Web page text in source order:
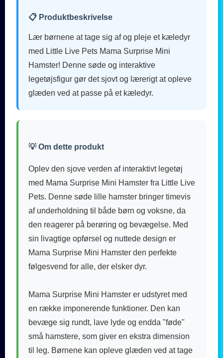
📋 Produktbeskrivelse
Lær børnene at tage sig af og pleje et kæledyr
med Little Live Pets Mama Surprise Mini
Hamster! Denne søde og interaktive
legetøjsfigur gør det sjovt og lærerigt at opleve
glæden ved at passe på et kæledyr.
💡 Om dette produkt
Oplev den sjove verden af interaktivt legetøj
med Mama Surprise Mini Hamster fra Little Live
Pets. Denne søde lille hamster bringer timevis
af underholdning til både børn og voksne, da
den reagerer på berøring og bevægelse. Med
sin livagtige opførsel og nuttede design er
Mama Surprise Mini Hamster den perfekte
følgesvend for alle, der elsker dyr.
Mama Surprise Mini Hamster er udstyret med
en række imponerende funktioner. Den kan
bevæge sig rundt, lave lyde og endda "føde"
små hamstere, som giver en ekstra dimension
til leg. Børnene kan opleve glæden ved at tage